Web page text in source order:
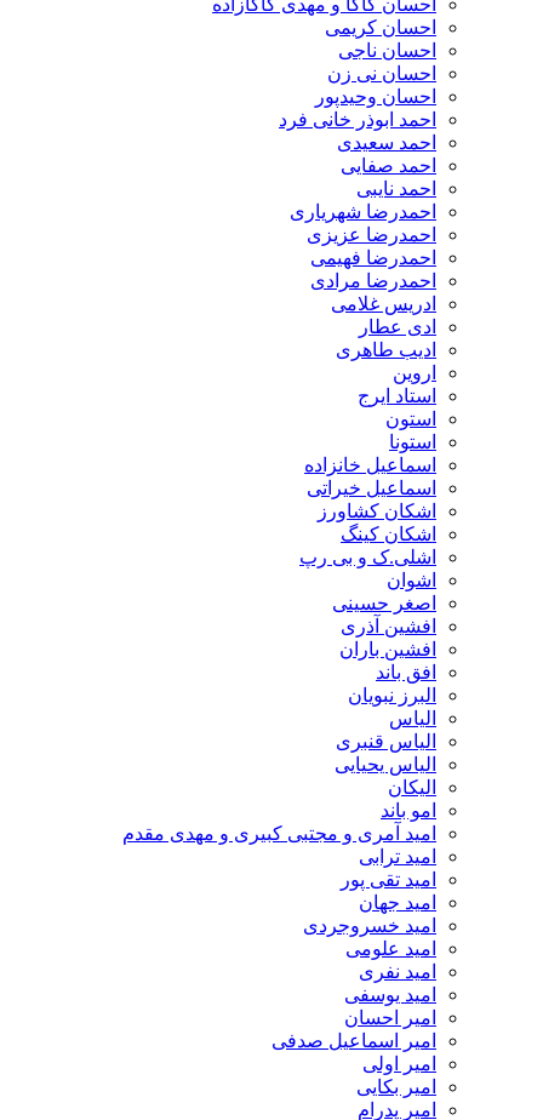
احسان کریمی
احسان ناجی
احسان نی زن
احسان وحیدپور
احمد ابوذر خانی فرد
احمد سعیدی
احمد صفایی
احمد نایبی
احمدرضا شهریاری
احمدرضا عزیزی
احمدرضا فهیمی
احمدرضا مرادی
ادریس غلامی
ادی عطار
ادیب طاهری
اروین
استاد ایرج
استون
استونا
اسماعیل خانزاده
اسماعیل خیراتی
اشکان کشاورز
اشکان کینگ
اشلی.ک و بی رپ
اشوان
اصغر حسینی
افشین آذری
افشین باران
افق باند
البرز نبویان
الیاس
الیاس قنبرى
الیاس یحیایی
الیکان
امو باند
امید آمری و مجتبی کبیری و مهدى مقدم
امید ترابی
امید تقی پور
امید جهان
امید خسروجردی
امید علومی
امید نفری
امید یوسفی
امیر احسان
امیر اسماعیل صدفی
امیر اولی
امیر بکایی
امیر پدرام